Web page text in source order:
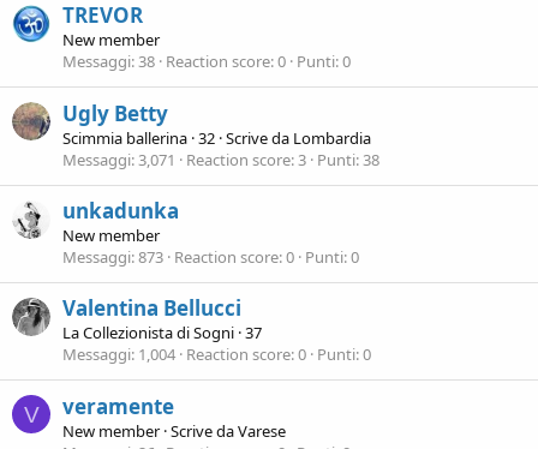
TREVOR
New member
Messaggi 38 Reaction score 0 Punti 0
Ugly Betty
Scimmia ballerina ·32 ·Scrive da Lombardia
Messaggi 3,071 Reaction score 3 Punti 38
unkadunka
New member
Messaggi 873 Reaction score 0 Punti 0
Valentina Bellucci
La Collezionista di Sogni ·37
Messaggi 1,004 Reaction score 0 Punti 0
V veramente
New member ·Scrive daVarese